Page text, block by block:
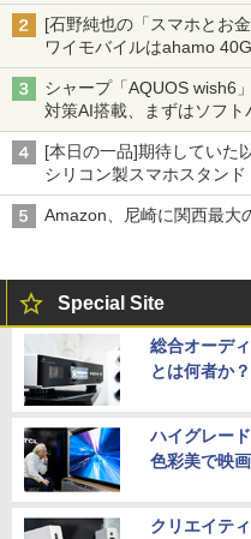
[石野純也の「スマホとお
ワイモバイルはahamo
割」の安さと1年限定の注
シャープ「AQUOS wish6
対策AI搭載、まずはソフト
[本日の一品]期待してい
シリコン製スマホスタンド
Amazon、尼崎に関西最大
Special Site
総合オーデ
とは何者か？
ハイグレー
色彩美で映
クリエイテ